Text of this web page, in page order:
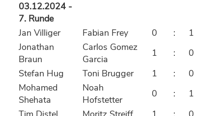
03.12.2024 -
7. Runde
Jan Villiger
Fabian Frey 0 :
1
Jonathan
Braun
Carlos Gomez
Garcia
1 :
0
Stefan Hug
Toni Brugger 1 :
0
Mohamed
Shehata
Noah
Hofstetter
0 :
1